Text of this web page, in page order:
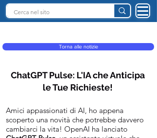
Torna alle notizie
ChatGPT Pulse: L'IA che Anticipa
le Tue Richieste!
Amici appassionati di AI, ho appena
scoperto una novità che potrebbe davvero
cambiarci la vita! OpenAI ha lanciato